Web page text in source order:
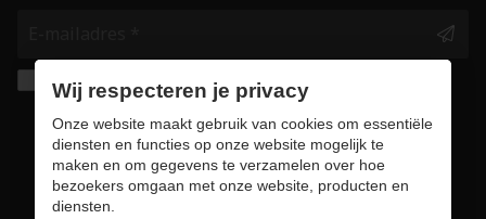
Ik geef de toestemming om mijn gegevens te
bewaren en verwerken zoals aangegeven in
onzeprivacy statement. *
Wij respecteren je privacy
Onze website maakt gebruik van cookies om essentiële
diensten en functies op onze website mogelijk te
maken en om gegevens te verzamelen over hoe
bezoekers omgaan met onze website, producten en
diensten.